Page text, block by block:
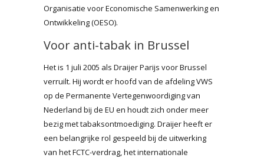
Organisatie voor Economische Samenwerking en
Ontwikkeling (OESO).
Voor anti-tabak in Brussel
Het is 1 juli 2005 als Draijer Parijs voor Brussel
verruilt. Hij wordt er hoofd van de afdeling VWS
op de Permanente Vertegenwoordiging van
Nederland bij de EU en houdt zich onder meer
bezig met tabaksontmoediging. Draijer heeft er
een belangrijke rol gespeeld bij de uitwerking
van het FCTC-verdrag, het internationale